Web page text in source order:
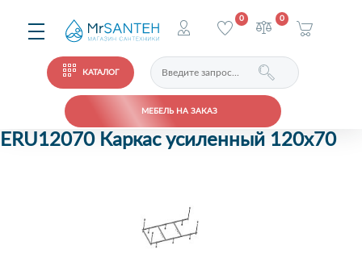
КАТАЛОГ
МЕБЕЛЬ НА ЗАКАЗ
0 0
ERU12070 Каркас усиленный 120x70